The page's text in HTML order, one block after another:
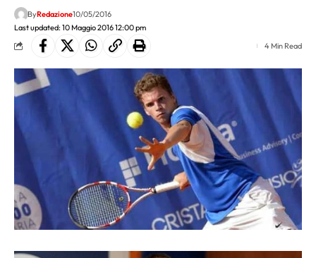
Last updated: 10 Maggio 2016 12:00 pm
ByRedazione10/05/2016
4 Min Read